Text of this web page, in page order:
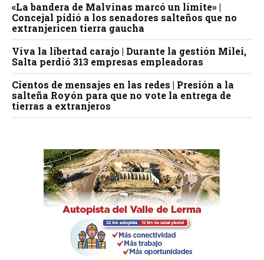
«La bandera de Malvinas marcó un límite» |
Concejal pidió a los senadores salteños que no
extranjericen tierra gaucha
Viva la libertad carajo | Durante la gestión Milei,
Salta perdió 313 empresas empleadoras
Cientos de mensajes en las redes | Presión a la
salteña Royón para que no vote la entrega de
tierras a extranjeros